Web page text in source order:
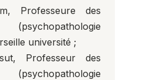
Professeure des
université ;
Professeur des